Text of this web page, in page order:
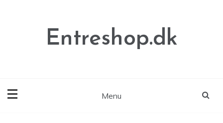
Entreshop.dk
Menu